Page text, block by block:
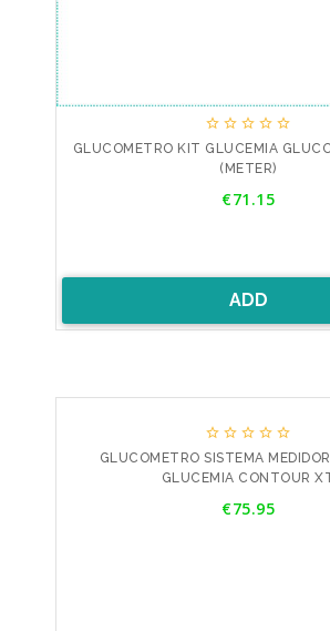
    
GLUCOMETRO KIT GLUCEMIA
(METER)
€71.15
ADD
    
GLUCOMETRO SISTEMA
GLUCEMIA CONTOUR
€75.95